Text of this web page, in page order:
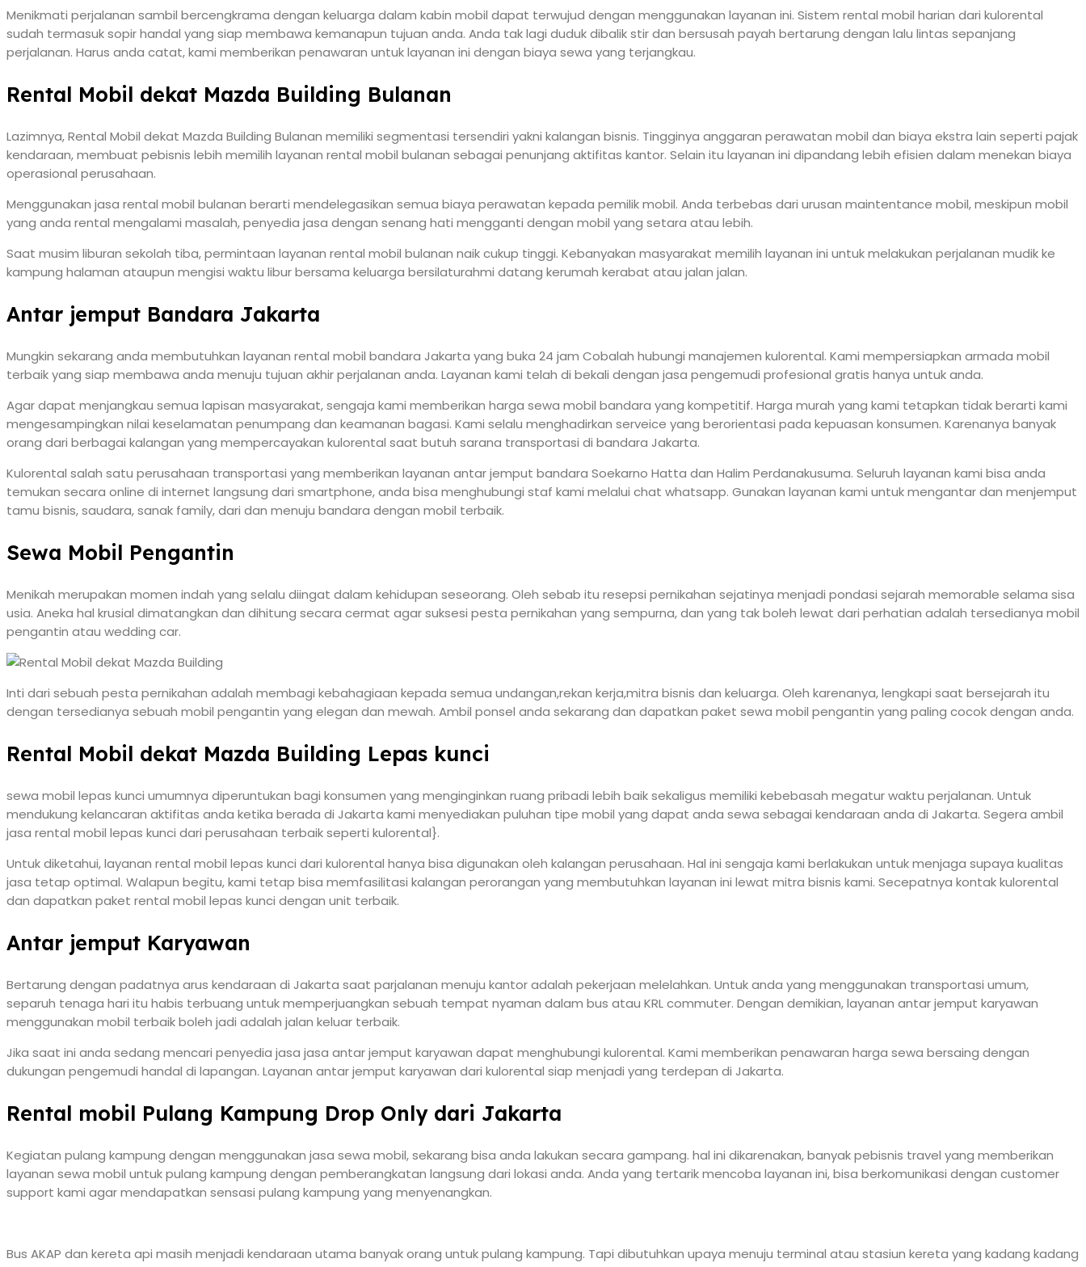
Menikmati perjalanan sambil bercengkrama dengan keluarga dalam kabin mobil dapat terwujud dengan menggunakan layanan ini. Sistem rental mobil harian dari kulorental
sudah termasuk sopir handal yang siap membawa kemanapun tujuan anda. Anda tak lagi duduk dibalik stir dan bersusah payah bertarung dengan lalu lintas sepanjang
perjalanan. Harus anda catat, kami memberikan penawaran untuk layanan ini dengan biaya sewa yang terjangkau.
Rental Mobil dekat Mazda Building Bulanan
Lazimnya, Rental Mobil dekat Mazda Building Bulanan memiliki segmentasi tersendiri yakni kalangan bisnis. Tingginya anggaran perawatan mobil dan biaya ekstra lain seperti pajak
kendaraan, membuat pebisnis lebih memilih layanan rental mobil bulanan sebagai penunjang aktifitas kantor. Selain itu layanan ini dipandang lebih efisien dalam menekan biaya
operasional perusahaan.
Menggunakan jasa rental mobil bulanan berarti mendelegasikan semua biaya perawatan kepada pemilik mobil. Anda terbebas dari urusan maintentance mobil, meskipun mobil
yang anda rental mengalami masalah, penyedia jasa dengan senang hati mengganti dengan mobil yang setara atau lebih.
Saat musim liburan sekolah tiba, permintaan layanan rental mobil bulanan naik cukup tinggi. Kebanyakan masyarakat memilih layanan ini untuk melakukan perjalanan mudik ke
kampung halaman ataupun mengisi waktu libur bersama keluarga bersilaturahmi datang kerumah kerabat atau jalan jalan.
Antar jemput Bandara Jakarta
Mungkin sekarang anda membutuhkan layanan rental mobil bandara Jakarta yang buka 24 jam Cobalah hubungi manajemen kulorental. Kami mempersiapkan armada mobil
terbaik yang siap membawa anda menuju tujuan akhir perjalanan anda. Layanan kami telah di bekali dengan jasa pengemudi profesional gratis hanya untuk anda.
Agar dapat menjangkau semua lapisan masyarakat, sengaja kami memberikan harga sewa mobil bandara yang kompetitif. Harga murah yang kami tetapkan tidak berarti kami
mengesampingkan nilai keselamatan penumpang dan keamanan bagasi. Kami selalu menghadirkan serveice yang berorientasi pada kepuasan konsumen. Karenanya banyak
orang dari berbagai kalangan yang mempercayakan kulorental saat butuh sarana transportasi di bandara Jakarta.
Kulorental salah satu perusahaan transportasi yang memberikan layanan antar jemput bandara Soekarno Hatta dan Halim Perdanakusuma. Seluruh layanan kami bisa anda
temukan secara online di internet langsung dari smartphone, anda bisa menghubungi staf kami melalui chat whatsapp. Gunakan layanan kami untuk mengantar dan menjemput
tamu bisnis, saudara, sanak family, dari dan menuju bandara dengan mobil terbaik.
Sewa Mobil Pengantin
Menikah merupakan momen indah yang selalu diingat dalam kehidupan seseorang. Oleh sebab itu resepsi pernikahan sejatinya menjadi pondasi sejarah memorable selama sisa
usia. Aneka hal krusial dimatangkan dan dihitung secara cermat agar suksesi pesta pernikahan yang sempurna, dan yang tak boleh lewat dari perhatian adalah tersedianya mobil
pengantin atau wedding car.
Inti dari sebuah pesta pernikahan adalah membagi kebahagiaan kepada semua undangan,rekan kerja,mitra bisnis dan keluarga. Oleh karenanya, lengkapi saat bersejarah itu
dengan tersedianya sebuah mobil pengantin yang elegan dan mewah. Ambil ponsel anda sekarang dan dapatkan paket sewa mobil pengantin yang paling cocok dengan anda.
Rental Mobil dekat Mazda Building Lepas kunci
sewa mobil lepas kunci umumnya diperuntukan bagi konsumen yang menginginkan ruang pribadi lebih baik sekaligus memiliki kebebasah megatur waktu perjalanan. Untuk
mendukung kelancaran aktifitas anda ketika berada di Jakarta kami menyediakan puluhan tipe mobil yang dapat anda sewa sebagai kendaraan anda di Jakarta. Segera ambil
jasa rental mobil lepas kunci dari perusahaan terbaik seperti kulorental}.
Untuk diketahui, layanan rental mobil lepas kunci dari kulorental hanya bisa digunakan oleh kalangan perusahaan. Hal ini sengaja kami berlakukan untuk menjaga supaya kualitas
jasa tetap optimal. Walapun begitu, kami tetap bisa memfasilitasi kalangan perorangan yang membutuhkan layanan ini lewat mitra bisnis kami. Secepatnya kontak kulorental
dan dapatkan paket rental mobil lepas kunci dengan unit terbaik.
Antar jemput Karyawan
Bertarung dengan padatnya arus kendaraan di Jakarta saat parjalanan menuju kantor adalah pekerjaan melelahkan. Untuk anda yang menggunakan transportasi umum,
separuh tenaga hari itu habis terbuang untuk memperjuangkan sebuah tempat nyaman dalam bus atau KRL commuter. Dengan demikian, layanan antar jemput karyawan
menggunakan mobil terbaik boleh jadi adalah jalan keluar terbaik.
Jika saat ini anda sedang mencari penyedia jasa jasa antar jemput karyawan dapat menghubungi kulorental. Kami memberikan penawaran harga sewa bersaing dengan
dukungan pengemudi handal di lapangan. Layanan antar jemput karyawan dari kulorental siap menjadi yang terdepan di Jakarta.
Rental mobil Pulang Kampung Drop Only dari Jakarta
Kegiatan pulang kampung dengan menggunakan jasa sewa mobil, sekarang bisa anda lakukan secara gampang. hal ini dikarenakan, banyak pebisnis travel yang memberikan
layanan sewa mobil untuk pulang kampung dengan pemberangkatan langsung dari lokasi anda. Anda yang tertarik mencoba layanan ini, bisa berkomunikasi dengan customer
support kami agar mendapatkan sensasi pulang kampung yang menyenangkan.
Bus AKAP dan kereta api masih menjadi kendaraan utama banyak orang untuk pulang kampung. Tapi dibutuhkan upaya menuju terminal atau stasiun kereta yang kadang kadang